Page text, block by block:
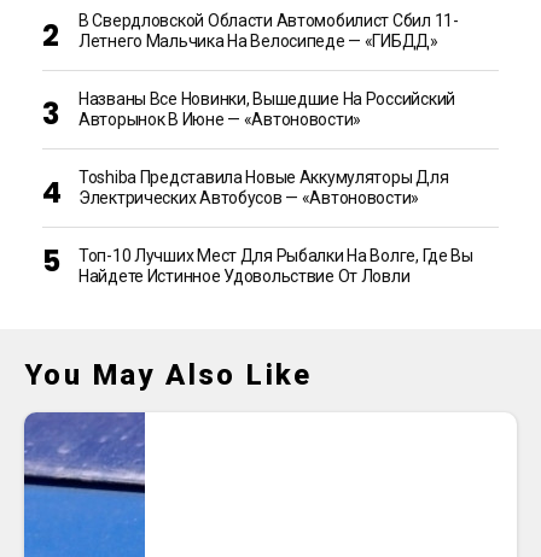
В Свердловской Области Автомобилист Сбил 11-
Летнего Мальчика На Велосипеде — «ГИБДД»
Названы Все Новинки, Вышедшие На Российский
Авторынок В Июне — «Автоновости»
Toshiba Представила Новые Аккумуляторы Для
Электрических Автобусов — «Автоновости»
Топ-10 Лучших Мест Для Рыбалки На Волге, Где Вы
Найдете Истинное Удовольствие От Ловли
You May Also Like